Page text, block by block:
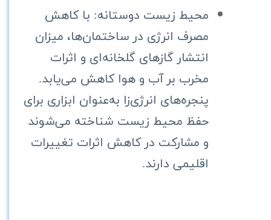
محیط زیست دوستانه: با کاهش
مصرف انرژی در ساختمان‌ها، میزان
انتشار گازهای گلخانه‌ای و اثرات
مخرب بر آب و هوا کاهش می‌یابد.
پنجره‌های انرژی‌زا به‌عنوان ابزاری برای
حفظ محیط زیست شناخته می‌شوند
و مشارکت در کاهش اثرات تغییرات
اقلیمی دارند.